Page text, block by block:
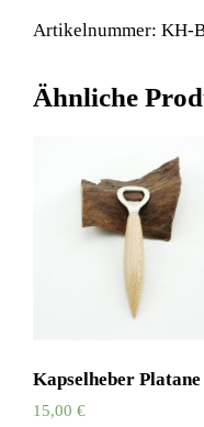
Artikelnummer: KH-
Ähnliche
Kapselheber Platane
15,00 €